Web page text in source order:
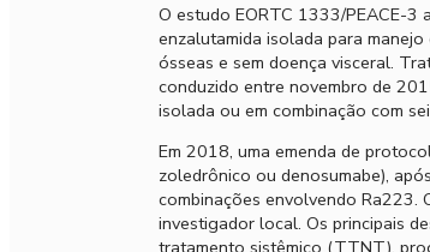
O estudo EORTC 1333/PEACE-3
enzalutamida isolada para
ósseas e sem doença visceral.
conduzido entre novembro de
isolada ou em combinação com
Em 2018, uma emenda de
zoledrônico ou denosumabe),
combinações envolvendo Ra223.
investigador local. Os principais